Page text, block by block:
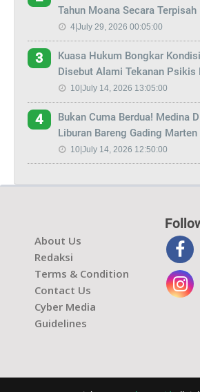
Tahun Moana Secara Terpisah
4|July 29, 2026 00:05:00
3
Kuasa Hukum Bongkar
Disebut Alami Tekanan Psikis
10|July 14, 2026 13:05:00
4
Bukan Cuma Berdua! Medina
Liburan Bareng Gading Marten
10|July 14, 2026 12:50:00
About Us
Redaksi
Terms & Condition
Contact Us
Cyber Media
Guidelines